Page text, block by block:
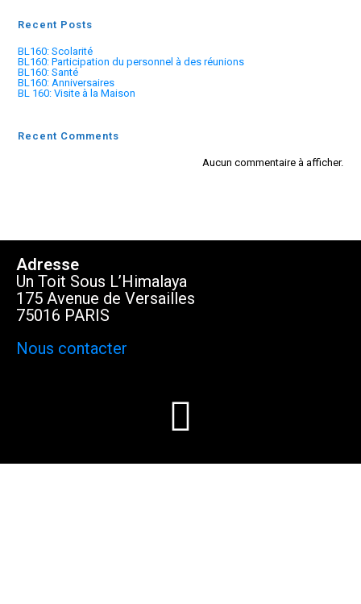
Recent Posts
BL160: Scolarité
BL160: Participation du personnel à des réunions
BL160: Santé
BL160: Anniversaires
BL 160: Visite à la Maison
Recent Comments
Aucun commentaire à afficher.
Adresse
Un Toit Sous L’Himalaya
175 Avenue de Versailles
75016 PARIS
Nous contacter